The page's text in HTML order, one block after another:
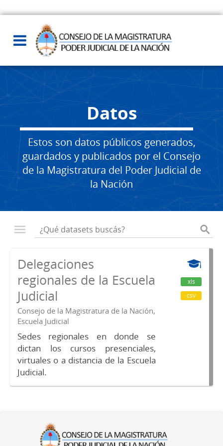
Datos
Estos son datos públicos generados,
guardados y publicados por el Consejo
de la Magistratura del Poder Judicial de
la Nación
Delegaciones
regionales de la Escuela
Judicial
Consejo de la Magistratura de la Nación,
Escuela Judicial
Sedes regionales en donde se
dictan los cursos presenciales,
virtuales o a distancia de la Escuela
Judicial.
xls
csv